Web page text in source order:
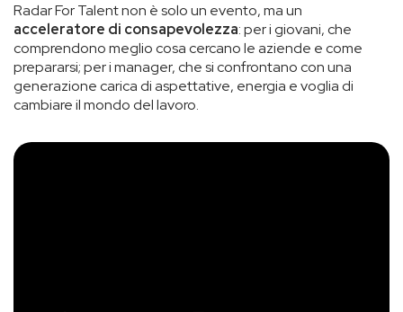
Radar For Talent non è solo un evento, ma un
acceleratore di consapevolezza: per i giovani, che
comprendono meglio cosa cercano le aziende e come
prepararsi; per i manager, che si confrontano con una
generazione carica di aspettative, energia e voglia di
cambiare il mondo del lavoro.